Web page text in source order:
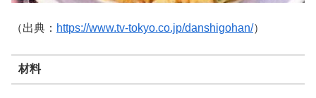
（出典： https://www.tv-tokyo.co.jp/danshigohan/）
材料